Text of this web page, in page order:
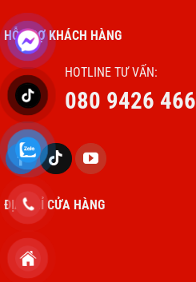
HỖ TRỢ KHÁCH HÀNG
HOTLINE TƯ VẤN:
080 9426
ĐỊA CHỈ CỬA HÀNG